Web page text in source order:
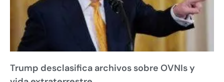
Trump desclasifica archivos sobre OVNIs y